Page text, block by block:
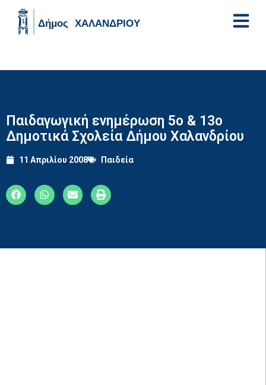
Παιδαγωγική ενημέρωση 5ο & 13ο
Δημοτικά Σχολεία Δήμου Χαλανδρίου
11 Απριλίου 2008 Παιδεία